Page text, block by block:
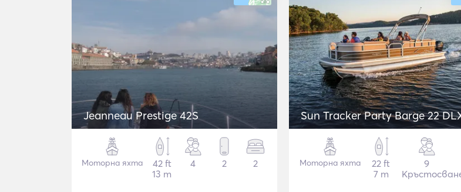
Jeanneau Prestige 42S
Моторна яхта
42 ft
13 m
4 2 2
Sun Tracker Party Barge 22
Моторна яхта
22 ft
7 m
9